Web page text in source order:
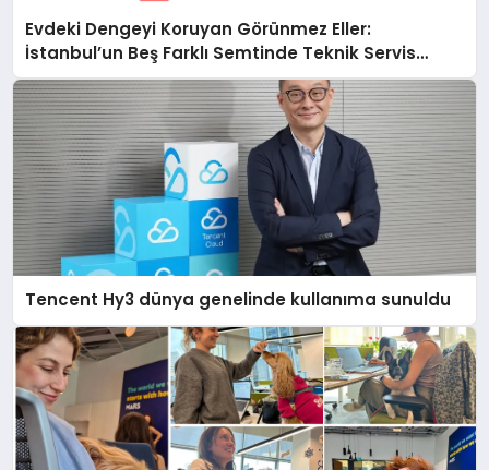
Evdeki Dengeyi Koruyan Görünmez Eller:
İstanbul’un Beş Farklı Semtinde Teknik Servis
Gerçeği
Tencent Hy3 dünya genelinde kullanıma sunuldu